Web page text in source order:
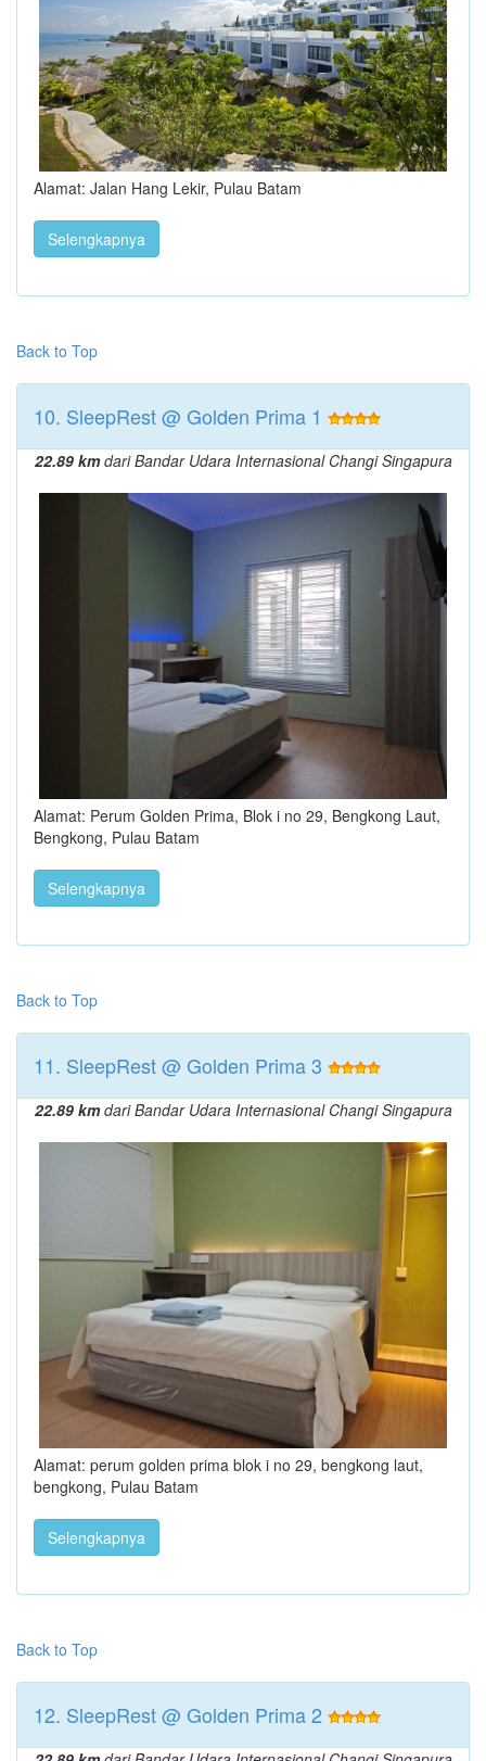
Alamat: Jalan Hang Lekir, Pulau Batam
Selengkapnya
Back to Top
10. SleepRest @ Golden Prima 1
22.89 kmdari Bandar Udara Internasional Changi Singapura
Alamat: Perum Golden Prima, Blok i no 29, Bengkong Laut,
Bengkong, Pulau Batam
Selengkapnya
Back to Top
11. SleepRest @ Golden Prima 3
22.89 kmdari Bandar Udara Internasional Changi Singapura
Alamat: perum golden prima blok i no 29, bengkong laut,
bengkong, Pulau Batam
Selengkapnya
Back to Top
12. SleepRest @ Golden Prima 2